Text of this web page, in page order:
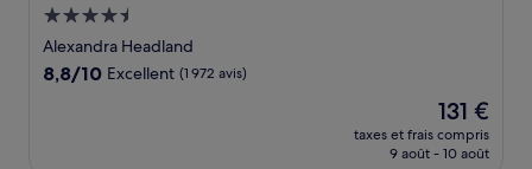
Hébergement
4.5 étoiles
Alexandra Headland
8.8
8,8/10 Excellent (1 972 avis)
Le
nouveau
prix
131 €
taxes et frais compris
9 août - 10 août